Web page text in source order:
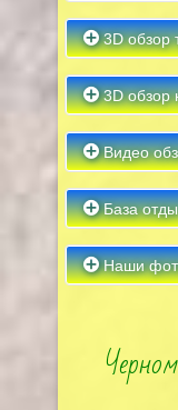
3D обзор
3D обзор
Видео
База
Наши